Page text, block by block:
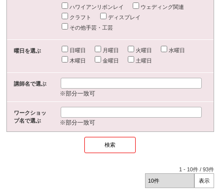
ハワイアンリボンレイ
ウェディング関連
クラフト
ディスプレイ
その他手芸・工芸
曜日を選ぶ 日曜日 月曜日 火曜日
水曜日
木曜日
金曜日 土曜日
講師名で選ぶ
※部分一致可
ワークショッ
プ名で選ぶ
※部分一致可
1 - 10件 /93件